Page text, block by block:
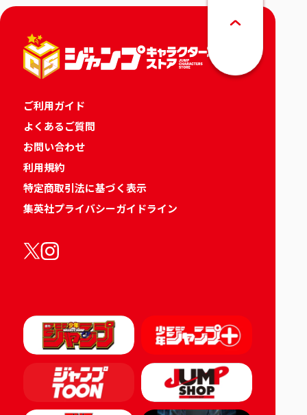
ご利用ガイド
よくあるご質問
お問い合わせ
利用規約
特定商取引法に基づく表示
集英社プライバシーガイドライン